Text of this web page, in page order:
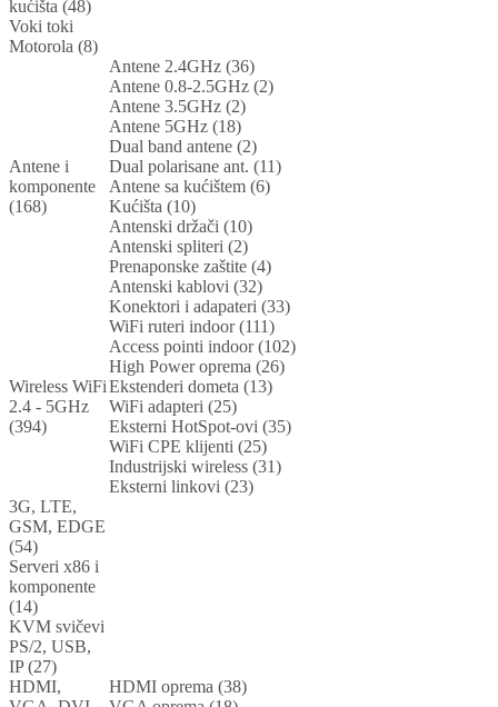
kućišta (48)
Voki toki
Motorola (8)
Antene i
komponente
(168)
Antene 2.4GHz (36)
Antene 0.8-2.5GHz (2)
Antene 3.5GHz (2)
Antene 5GHz (18)
Dual band antene (2)
Dual polarisane ant. (11)
Antene sa kućištem (6)
Kućišta (10)
Antenski držači (10)
Antenski spliteri (2)
Prenaponske zaštite (4)
Antenski kablovi (32)
Konektori i adapateri (33)
Wireless WiFi
2.4 - 5GHz
(394)
WiFi ruteri indoor (111)
Access pointi indoor (102)
High Power oprema (26)
Ekstenderi dometa (13)
WiFi adapteri (25)
Eksterni HotSpot-ovi (35)
WiFi CPE klijenti (25)
Industrijski wireless (31)
Eksterni linkovi (23)
3G, LTE,
GSM, EDGE
(54)
Serveri x86 i
komponente
(14)
KVM svičevi
PS/2, USB,
IP (27)
HDMI,
HDMI oprema (38)